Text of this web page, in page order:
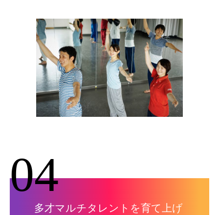
04
多才マルチタレントを育て上げ